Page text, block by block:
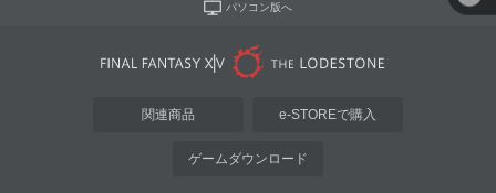
パソコン版へ
関連商品 e-STOREで購入
ゲームダウンロード